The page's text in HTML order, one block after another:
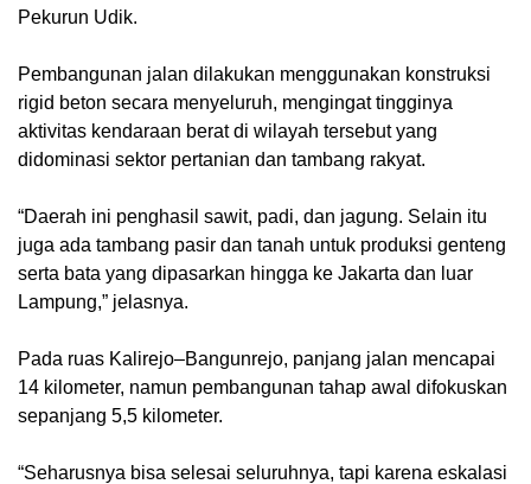
Pekurun Udik.
Pembangunan jalan dilakukan menggunakan konstruksi
rigid beton secara menyeluruh, mengingat tingginya
aktivitas kendaraan berat di wilayah tersebut yang
didominasi sektor pertanian dan tambang rakyat.
“Daerah ini penghasil sawit, padi, dan jagung. Selain itu
juga ada tambang pasir dan tanah untuk produksi genteng
serta bata yang dipasarkan hingga ke Jakarta dan luar
Lampung,” jelasnya.
Pada ruas Kalirejo–Bangunrejo, panjang jalan mencapai
14 kilometer, namun pembangunan tahap awal difokuskan
sepanjang 5,5 kilometer.
“Seharusnya bisa selesai seluruhnya, tapi karena eskalasi